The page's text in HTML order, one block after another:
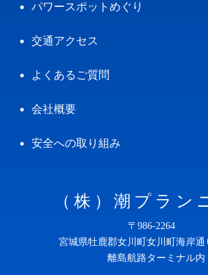
パワースポットめぐり
交通アクセス
よくあるご質問
会社概要
安全への取り組み
（株）潮プラン
〒986-2264
宮城県牡鹿郡女川町女川町海岸
離島航路ターミナル内